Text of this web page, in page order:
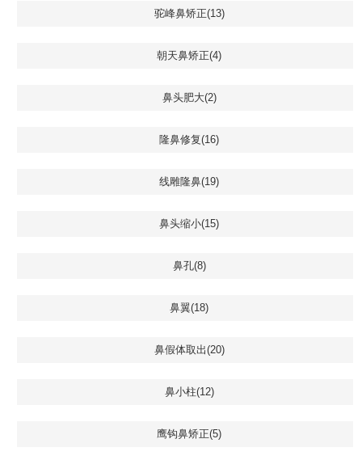
驼峰鼻矫正(13)
朝天鼻矫正(4)
鼻头肥大(2)
隆鼻修复(16)
线雕隆鼻(19)
鼻头缩小(15)
鼻孔(8)
鼻翼(18)
鼻假体取出(20)
鼻小柱(12)
鹰钩鼻矫正(5)